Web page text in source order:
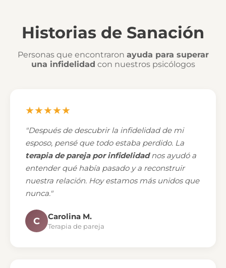
Historias de Sanación
Personas que encontraron ayuda para superar
una infidelidad con nuestros psicólogos
★★★★★
"Después de descubrir la infidelidad de mi
esposo, pensé que todo estaba perdido. La
terapia de pareja por infidelidadnos ayudó a
entender qué había pasado y a reconstruir
nuestra relación. Hoy estamos más unidos que
nunca."
C Carolina M.
Terapia de pareja